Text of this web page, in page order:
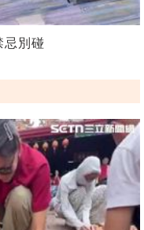
忌別碰